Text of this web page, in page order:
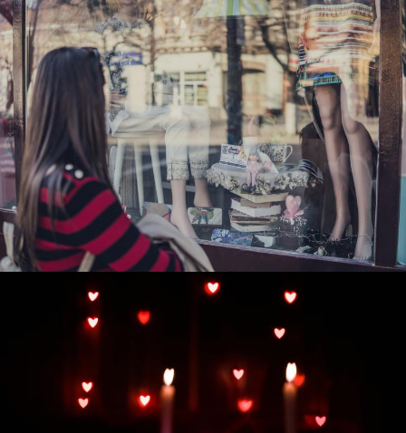
Развитие и поддержка интернет-
витрины StepClub
Смотреть проект
Развитие интернет-магазина "Всё для